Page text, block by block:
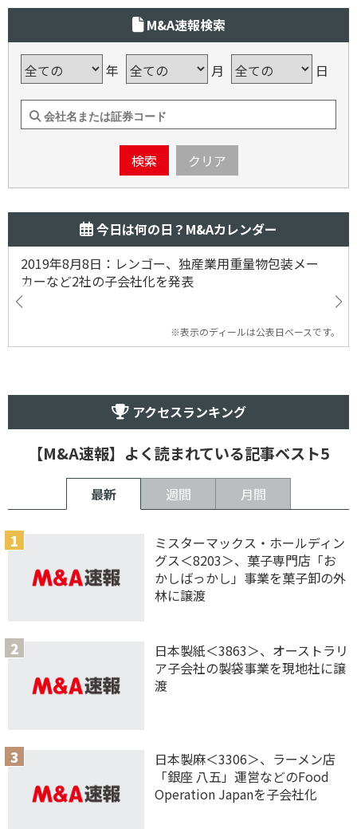
M&A速報検索
年 月 日
検索 クリア
今日は何の日？M&Aカレンダー
2019年8月8日：レンゴー、独産業用重量物包装メー
カーなど2社の子会社化を発表
※表示のディールは公表日ベースです。
アクセスランキング
【M&A速報】よく読まれている記事ベスト5
最新 週間 月間
ミスターマックス・ホールディン
グス＜8203＞、菓子専門店「お
かしばっかし」事業を菓子卸の外
林に譲渡
日本製紙＜3863＞、オーストラリ
ア子会社の製袋事業を現地社に譲
渡
日本製麻＜3306＞、ラーメン店
「銀座 八五」運営などのFood
Operation Japanを子会社化